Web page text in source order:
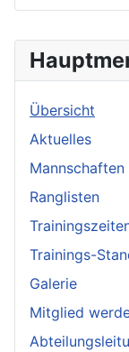
Übersicht
Aktuelles
Mannschaften
Ranglisten
Trainings-
Galerie
Mitglied